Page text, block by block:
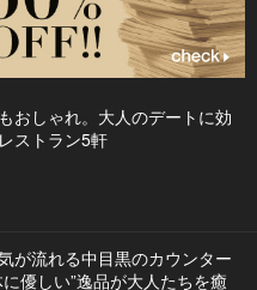
おしゃれ。大人のデートに効
ストラン5軒
が流れる中目黒のカウンター
優しい”逸品が大人たちを癒